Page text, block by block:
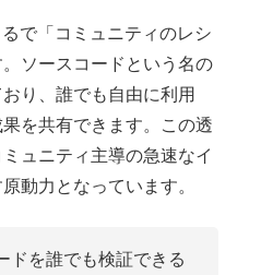
で「コミュニティのレシ
ソースコードという名の
り、誰でも自由に利用
を共有できます。この透
ュニティ主導の急速なイ
動力となっています。
ドを誰でも検証できる